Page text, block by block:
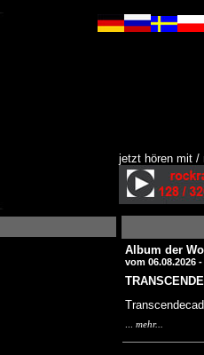
jetzt hören mit /
Album der
vom 06.08.2026 -
mehr...